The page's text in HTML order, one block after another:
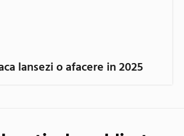
lansezi o afacere in 2025